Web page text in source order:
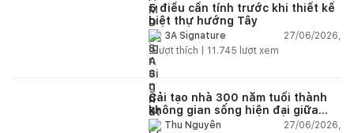
5 điều cần tính trước khi thiết kế
biệt thự hướng Tây
3A Signature
27/06/2026,
2lượt thích | 11.745 lượt xem
Cải tạo nhà 300 năm tuổi thành
không gian sống hiện đại giữa
thiên nhiên
Thu Nguyễn
27/06/2026,